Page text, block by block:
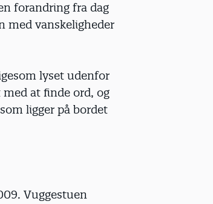
forandring fra dag
med vanskeligheder
lyset udenfor
at finde ord, og
ligger på bordet
Vuggestuen